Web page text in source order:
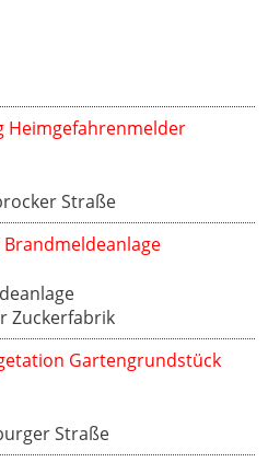
Heimgefahrenmelder
Straße
Brandmeldeanlage
Zuckerfabrik
Gartengrundstück
Straße